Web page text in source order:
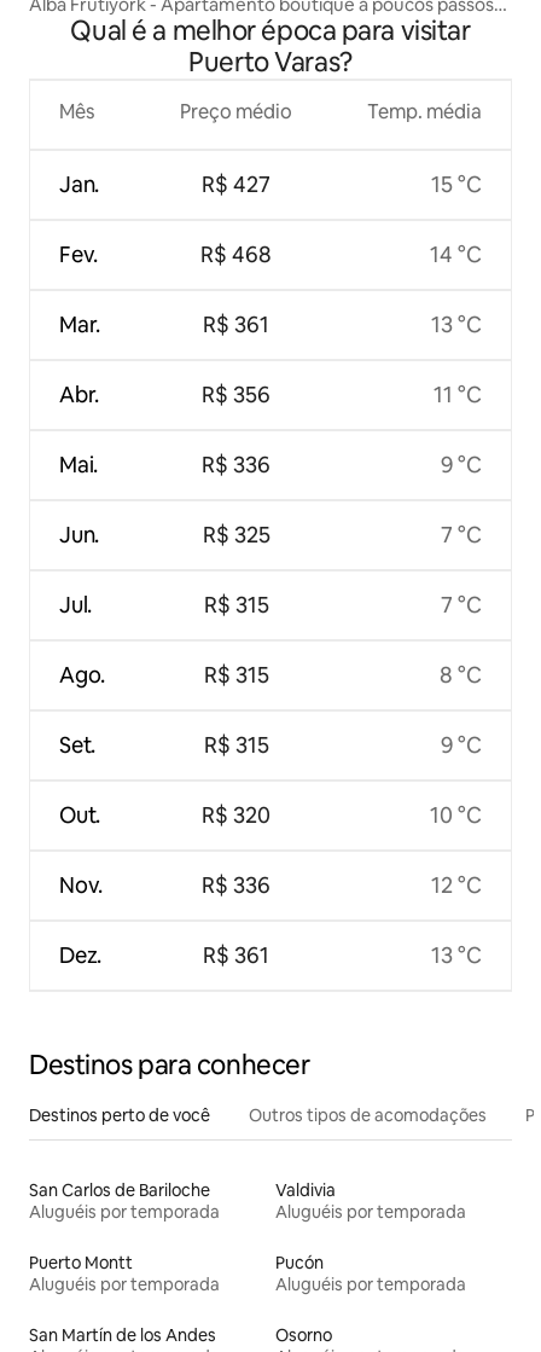
de tudoQual é a melhor época para visitar
Puerto Varas?
Mês
Jan.
Fev.
Mar.
Abr.
Mai.
Jun.
Jul.
Ago.
Set.
Out.
Nov.
Dez.
Preço médio
R$ 427
R$ 468
R$ 361
R$ 356
R$ 336
R$ 325
R$ 315
R$ 315
R$ 315
R$ 320
R$ 336
R$ 361
Temp. média
15 °C
14 °C
13 °C
11 °C
9 °C
7 °C
7 °C
8 °C
9 °C
10 °C
12 °C
13 °C
Destinos para conhecer
Destinos perto de você Outros tipos de acomodações
San Carlos de Bariloche
Aluguéis por temporada
Valdivia
Aluguéis por temporada
Puerto Montt
Aluguéis por temporada
Pucón
Aluguéis por temporada
San Martín de los Andes
Osorno